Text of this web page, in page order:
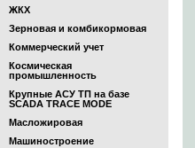
ЖКХ
Зерновая и комбикормовая
Коммерческий учет
Космическая
промышленность
Крупные АСУ ТП на базе
SCADA TRACE MODE
Масложировая
Машиностроение